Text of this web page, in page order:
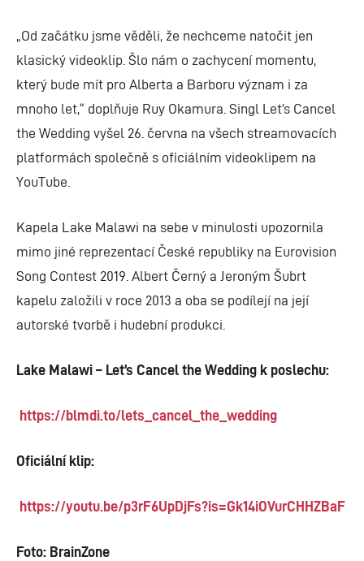
„Od začátku jsme věděli, že nechceme natočit jen
klasický videoklip. Šlo nám o zachycení momentu,
který bude mít pro Alberta a Barboru význam i za
mnoho let,“ doplňuje Ruy Okamura. Singl Let’s Cancel
the Wedding vyšel 26. června na všech streamovacích
platformách společně s oficiálním videoklipem na
YouTube.
Kapela Lake Malawi na sebe v minulosti upozornila
mimo jiné reprezentací České republiky na Eurovision
Song Contest 2019. Albert Černý a Jeroným Šubrt
kapelu založili v roce 2013 a oba se podílejí na její
autorské tvorbě i hudební produkci.
Lake Malawi – Let’s Cancel the Wedding k poslechu:
https://blmdi.to/lets_cancel_the_wedding
Oficiální klip:
https://youtu.be/p3rF6UpDjFs?is=Gk14iOVurCHHZBaF
Foto: BrainZone